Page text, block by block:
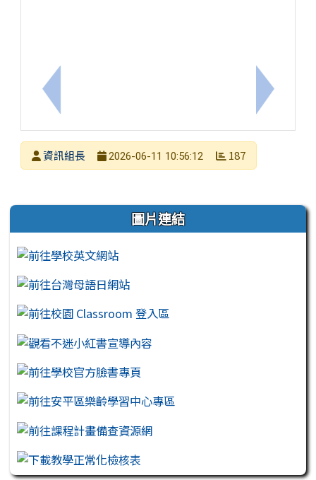
上一筆：轉知臺北市政府教育局辦理臺北酷課雲115
下一筆：
發布者
資訊組長
2026-06-11 10:56:12 187
左邊區域內容 圖片連結